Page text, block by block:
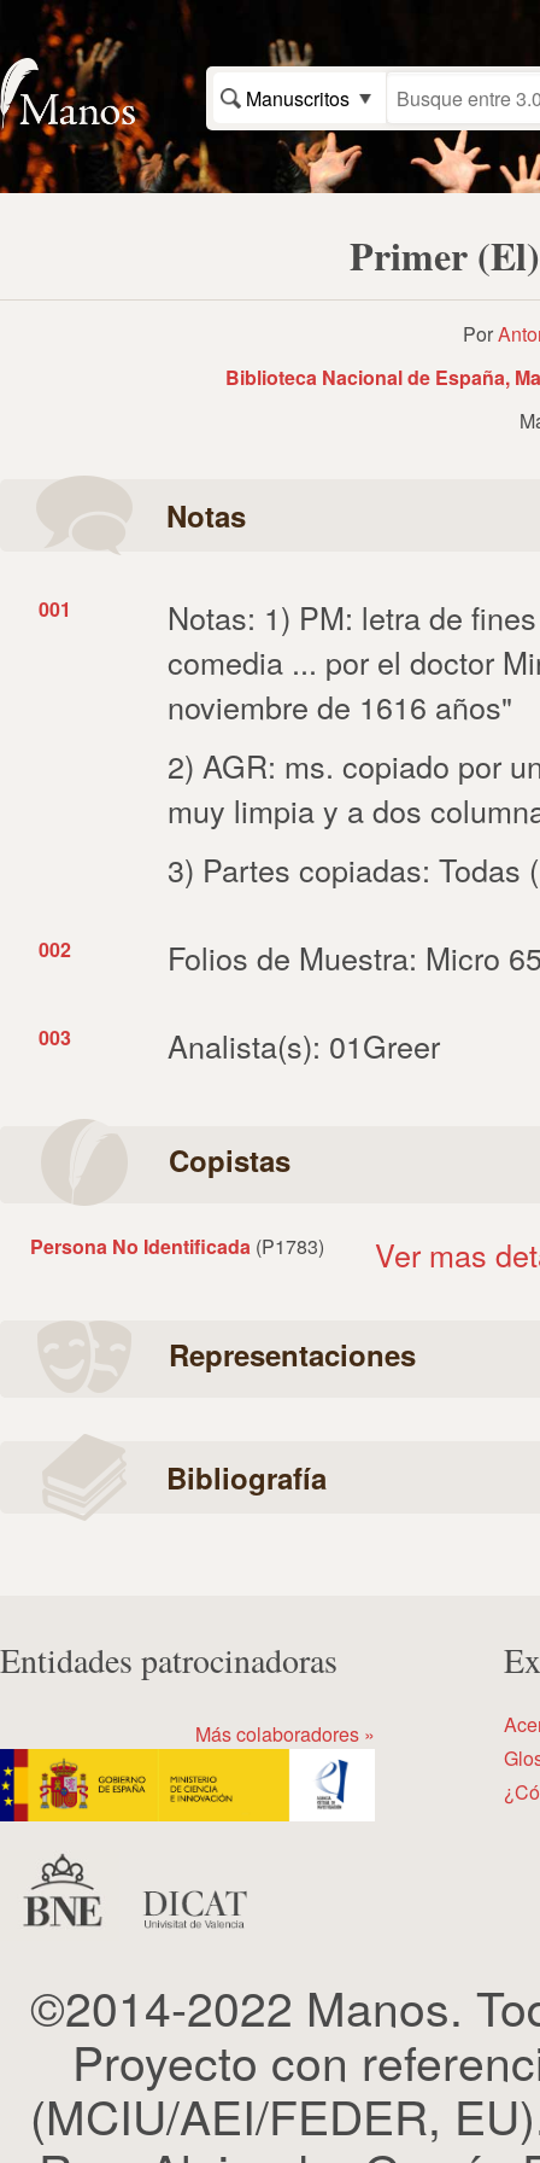
Manuscritos
Primer
Por
Biblioteca Nacional de España,
Notas
001
Notas: 1) PM: letra de
comedia ... por el doctor
noviembre de 1616 años"
2) AGR: ms. copiado por
muy limpia y a dos
3) Partes copiadas: Todas
002 Folios de Muestra: Micro
003 Analista(s): 01Greer
Copistas
Persona No Identificada (P1783) Ver mas
Representaciones
Bibliografía
Entidades patrocinadoras
Más colaboradores »
©2014-2022 Manos.
Proyecto con
(MCIU/AEI/FEDER,